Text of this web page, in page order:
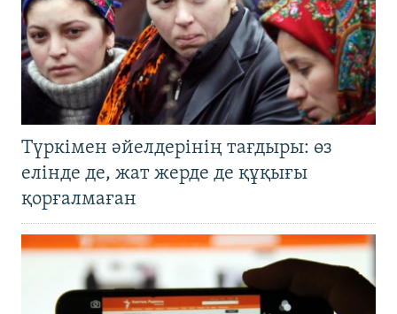
Түркімен әйелдерінің тағдыры: өз
елінде де, жат жерде де құқығы
қорғалмаған